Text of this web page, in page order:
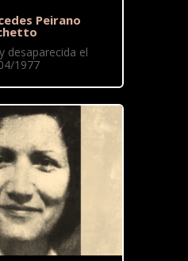
Peirano
desaparecida el
1977